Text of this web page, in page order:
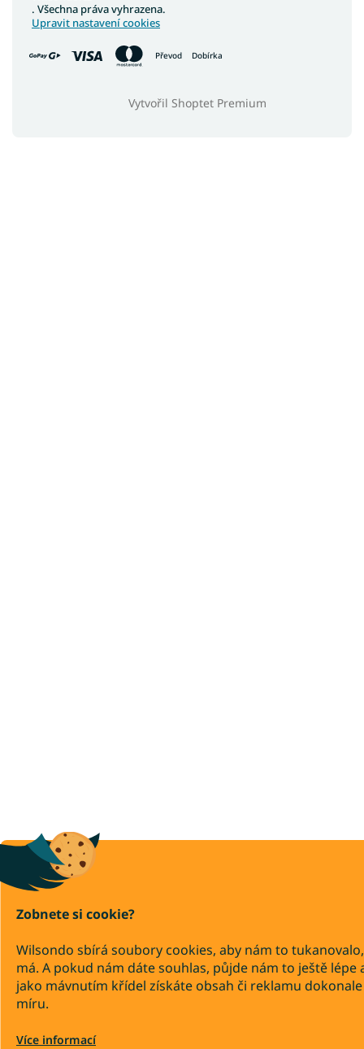
Zobnete si cookie?
Wilsondo sbírá soubory cookies, aby nám to
má. A pokud nám dáte souhlas, půjde nám to ještě lépe
jako mávnutím křídel získáte obsah či reklamu
míru.
Více informací
Převod Dobírka
Vytvořil Shoptet Premium
. Všechna práva vyhrazena.
Upravit nastavení cookies